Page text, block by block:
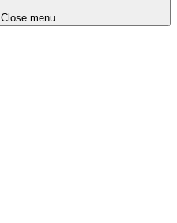
Close menu